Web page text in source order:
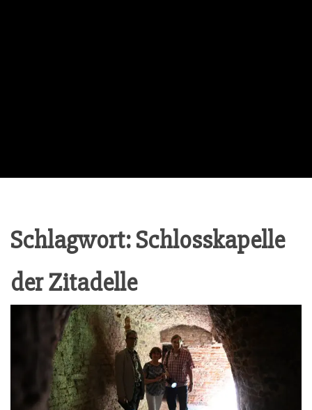
Schlagwort:Schlosskapelle
der Zitadelle